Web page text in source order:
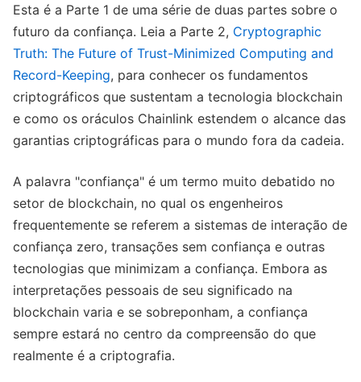
Esta é a Parte 1 de uma série de duas partes sobre o
futuro da confiança. Leia a Parte 2, Cryptographic
Truth: The Future of Trust-Minimized Computing and
Record-Keeping, para conhecer os fundamentos
criptográficos que sustentam a tecnologia blockchain
e como os oráculos Chainlink estendem o alcance das
garantias criptográficas para o mundo fora da cadeia.
A palavra "confiança" é um termo muito debatido no
setor de blockchain, no qual os engenheiros
frequentemente se referem a sistemas de interação de
confiança zero, transações sem confiança e outras
tecnologias que minimizam a confiança. Embora as
interpretações pessoais de seu significado na
blockchain varia e se sobreponham, a confiança
sempre estará no centro da compreensão do que
realmente é a criptografia.